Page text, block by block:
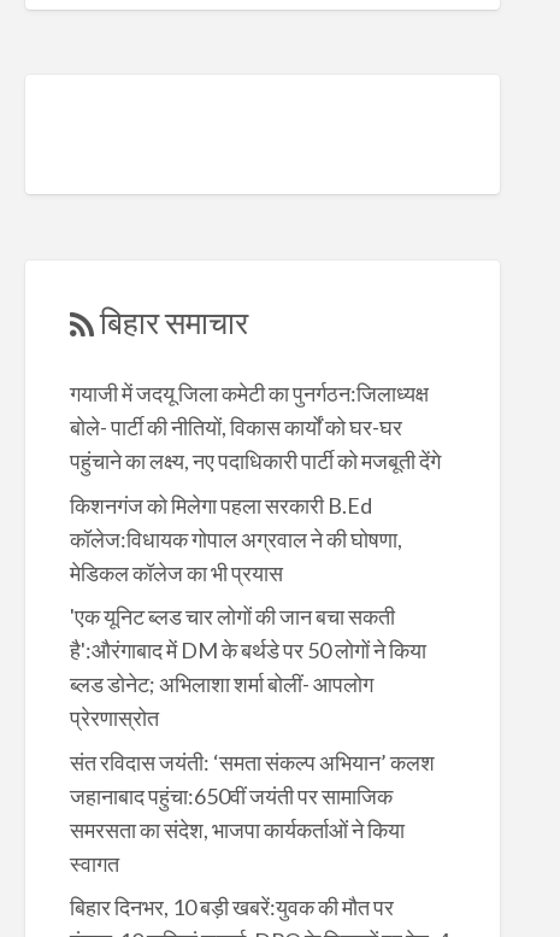
बिहार समाचार
गयाजी में जदयू जिला कमेटी का पुनर्गठन:जिलाध्यक्ष
बोले- पार्टी की नीतियों, विकास कार्यों को घर-घर
पहुंचाने का लक्ष्य, नए पदाधिकारी पार्टी को मजबूती देंगे
किशनगंज को मिलेगा पहला सरकारी B.Ed
कॉलेज:विधायक गोपाल अग्रवाल ने की घोषणा,
मेडिकल कॉलेज का भी प्रयास
'एक यूनिट ब्लड चार लोगों की जान बचा सकती
है':औरंगाबाद में DM के बर्थडे पर 50 लोगों ने किया
ब्लड डोनेट; अभिलाशा शर्मा बोलीं- आपलोग
प्रेरणास्रोत
संत रविदास जयंती: ‘समता संकल्प अभियान’ कलश
जहानाबाद पहुंचा:650वीं जयंती पर सामाजिक
समरसता का संदेश, भाजपा कार्यकर्ताओं ने किया
स्वागत
बिहार दिनभर, 10 बड़ी खबरें:युवक की मौत पर